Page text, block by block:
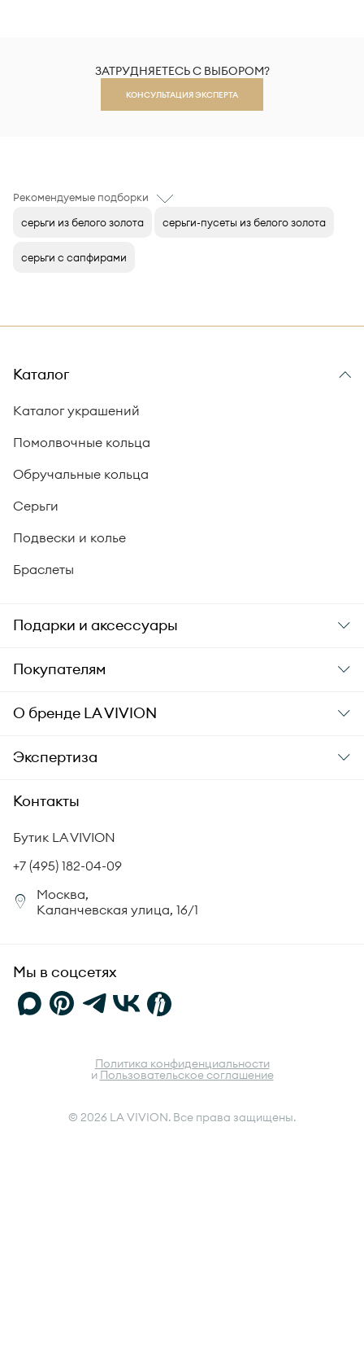
ЗАТРУДНЯЕТЕСЬ С ВЫБОРОМ?
КОНСУЛЬТАЦИЯ ЭКСПЕРТА
Рекомендуемые подборки
серьги из белого золота
серьги-пусеты из белого золота
серьги с сапфирами
Каталог
Каталог украшений
Помолвочные кольца
Обручальные кольца
Серьги
Подвески и колье
Браслеты
Подарки и аксессуары
Подарки
Уход за украшениями
Аксессуары
Покупателям
Заказ и оплата
Гарантия подлинности
Комплект документов
Политика возврата
Сертификация бриллиантов
Юридическая информация
О бренде LA VIVION
О компании
СМИ о нас
Корпоративный портал
Экспертиза
Академия LA VIVION
Статьи
Контакты
Бутик LA VIVION
+7 (495) 182-04-09
Москва,
Каланчевская улица, 16/1
Мы в соцсетях
© 2026 LA VIVION. Все права защищены.
Политика конфиденциальности
и Пользовательское соглашение